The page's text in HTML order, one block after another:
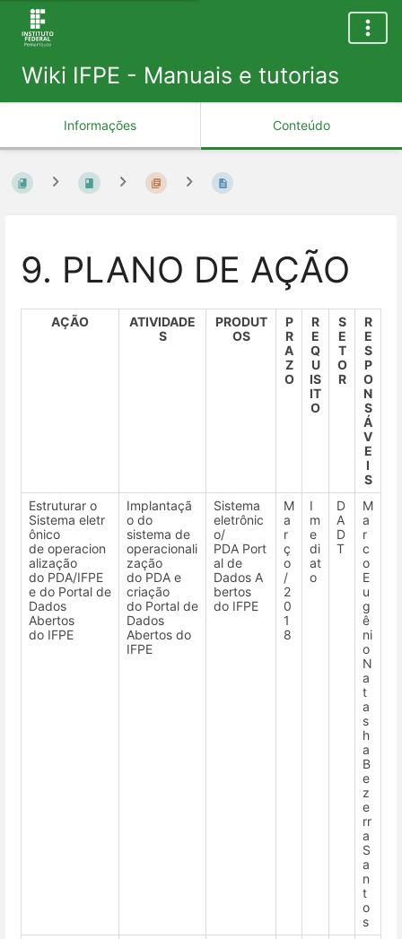
Wiki IFPE - Manuais e tutorias
Informações Conteúdo
9. PLANO DE AÇÃO
AÇÃO
ATIVIDADE
S
PRODUT
OS
P
R
A
Z
O
R
E
Q
U
IS
IT
O
S
E
T
O
R
R
E
S
P
O
N
S
Á
V
E
I
S
Estruturar o
Sistema eletr
ônico
de operacion
alização
do PDA/IFPE
e do Portal de
Dados
Abertos
do IFPE
Implantaçã
o do
sistema de
operacionali
zação
do PDA e
criação
do Portal de
Dados
Abertos do
IFPE
Sistema
eletrônic
o/
PDA Port
al de
Dados A
bertos
do IFPE
M
a
r
ç
o
/
2
0
1
8
I
m
e
di
at
o
D
A
D
T
M
a
r
c
o
E
u
g
ê
ni
o
N
a
t
a
s
h
a
B
e
z
e
rr
a
S
a
n
t
o
s